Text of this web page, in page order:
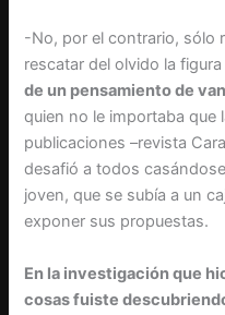
-No, por el contrario, sólo
rescatar del olvido la
de un pensamiento de
quien no le importaba que
publicaciones –revista
desafió a todos
joven, que se subía a un
exponer sus propuestas.
En la investigación que
cosas fuiste